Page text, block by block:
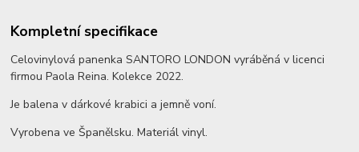
Kompletní specifikace
Celovinylová panenka SANTORO LONDON vyráběná v licenci
firmou Paola Reina. Kolekce 2022.
Je balena v dárkové krabici a jemně voní.
Vyrobena ve Španělsku. Materiál vinyl.